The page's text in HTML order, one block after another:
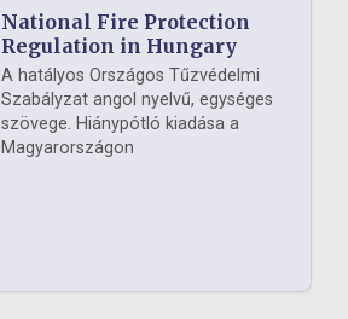
National Fire Protection
Regulation in Hungary
A hatályos Országos Tűzvédelmi
Szabályzat angol nyelvű, egységes
szövege. Hiánypótló kiadása a
Magyarországon